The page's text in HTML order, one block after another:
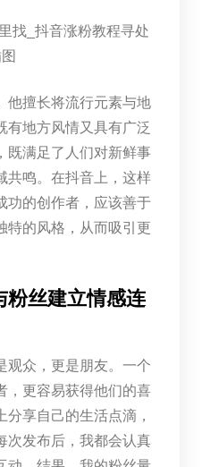
他擅长将流行元素与地
有地方风情又具有广泛
既满足了人们对新鲜事
共鸣。在抖音上，这样
功的创作者，应该善于
特的风格，从而吸引更
粉丝建立情感连
观众，更是朋友。一个
，更容易获得他们的喜
享自己的生活点滴，
次发布后，我都会认真